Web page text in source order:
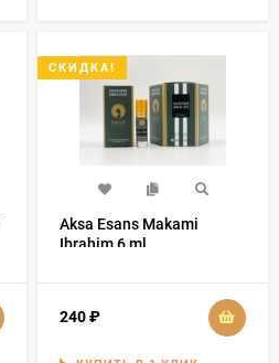
СКИДКА!
Aksa Esans Makami
Ibrahim 6 ml
240₽